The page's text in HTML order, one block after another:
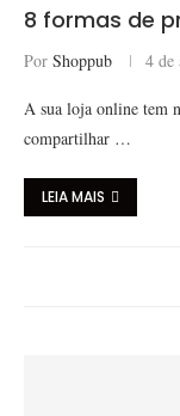
8 formas de
Por Shoppub 4 de
A sua loja online tem
compartilhar …
LEIA MAIS